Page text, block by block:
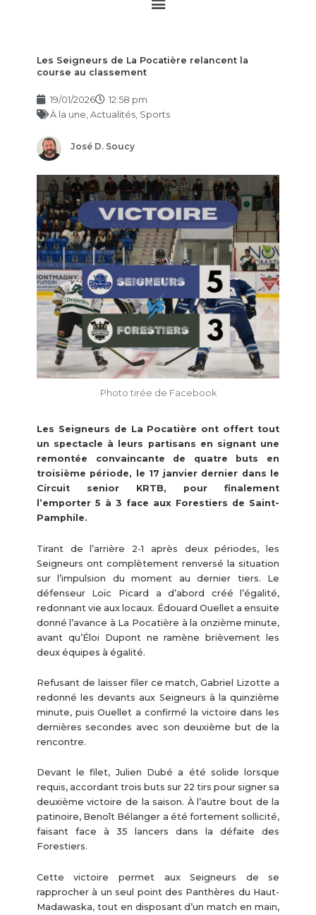
Les Seigneurs de La Pocatière relancent la
course au classement
19/01/2026
12:58 pm
À la une Actualités, Sports
José D. Soucy
Photo tirée de Facebook
Les Seigneurs de La Pocatière ont offert tout
un spectacle à leurs partisans en signant une
remontée convaincante de quatre buts en
troisième période, le 17 janvier dernier dans le
Circuit senior KRTB, pour finalement
l’emporter 5 à 3 face aux Forestiers de Saint-
Pamphile.
Tirant de l’arrière 2-1 après deux périodes, les
Seigneurs ont complètement renversé la situation
sur l’impulsion du moment au dernier tiers. Le
défenseur Loïc Picard a d’abord créé l’égalité,
redonnant vie aux locaux. Édouard Ouellet a ensuite
donné l’avance à La Pocatière à la onzième minute,
avant qu’Éloi Dupont ne ramène brièvement les
deux équipes à égalité.
Refusant de laisser filer ce match, Gabriel Lizotte a
redonné les devants aux Seigneurs à la quinzième
minute, puis Ouellet a confirmé la victoire dans les
dernières secondes avec son deuxième but de la
rencontre.
Devant le filet, Julien Dubé a été solide lorsque
requis, accordant trois buts sur 22 tirs pour signer sa
deuxième victoire de la saison. À l’autre bout de la
patinoire, Benoît Bélanger a été fortement sollicité,
faisant face à 35 lancers dans la défaite des
Forestiers.
Cette victoire permet aux Seigneurs de se
rapprocher à un seul point des Panthères du Haut-
Madawaska, tout en disposant d’un match en main,